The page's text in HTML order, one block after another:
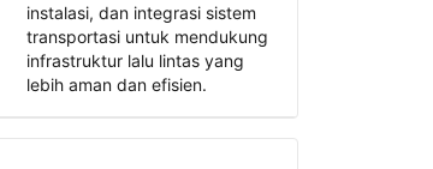
instalasi, dan integrasi sistem
transportasi untuk mendukung
infrastruktur lalu lintas yang
lebih aman dan efisien.